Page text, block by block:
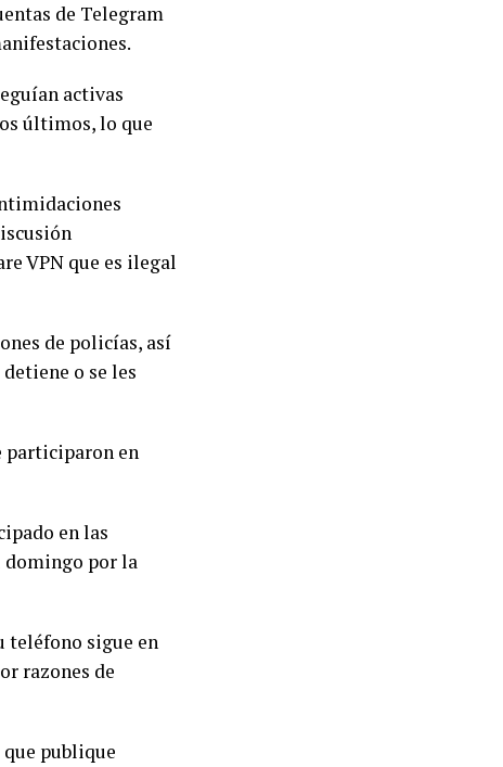
de Telegram
activas
últimos, lo que
VPN que es ilegal
de policías, así
o se les
participaron en
en las
domingo por la
teléfono sigue en
razones de
publique